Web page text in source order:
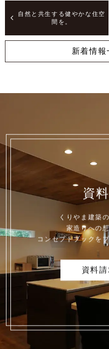
自然と共生する健やかな住空
間を。
新着情報
資
くりやま建築
家造りへの
コンセプトブックを
資料